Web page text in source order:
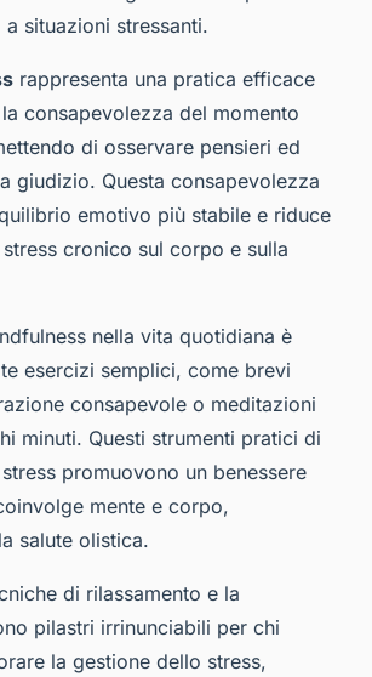
a situazioni stressanti.
rappresenta una pratica efficace
consapevolezza del momento
di osservare pensieri ed
giudizio. Questa consapevolezza
emotivo più stabile e riduce
cronico sul corpo e sulla
nella vita quotidiana è
esercizi semplici, come brevi
consapevole o meditazioni
minuti. Questi strumenti pratici di
promuovono un benessere
mente e corpo,
salute olistica.
di rilassamento e la
pilastri irrinunciabili per chi
la gestione dello stress,